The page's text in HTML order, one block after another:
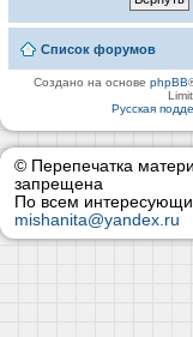
Список форумов
Создано на основеphpBB
Русская
© Перепечатка
запрещена
По всем
mishanita@yandex.ru